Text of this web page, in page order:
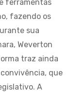
ferramentas
fazendo os
sua
Weverton
traz ainda
que
A